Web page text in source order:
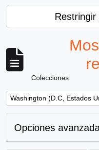
Colecciones
Remove filter:
Washington (D.C, Estados
Opciones